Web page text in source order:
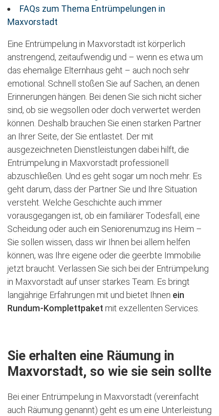
FAQs zum Thema Entrümpelungen in
Maxvorstadt
Eine Entrümpelung in Maxvorstadt ist körperlich
anstrengend, zeitaufwendig und – wenn es etwa um
das ehemalige Elternhaus geht – auch noch sehr
emotional. Schnell stoßen Sie auf Sachen, an denen
Erinnerungen hängen. Bei denen Sie sich nicht sicher
sind, ob sie wegsollen oder doch verwertet werden
können. Deshalb brauchen Sie einen starken Partner
an Ihrer Seite, der Sie entlastet. Der mit
ausgezeichneten Dienstleistungen dabei hilft, die
Entrümpelung in Maxvorstadt professionell
abzuschließen. Und es geht sogar um noch mehr. Es
geht darum, dass der Partner Sie und Ihre Situation
versteht. Welche Geschichte auch immer
vorausgegangen ist, ob ein familiärer Todesfall, eine
Scheidung oder auch ein Seniorenumzug ins Heim –
Sie sollen wissen, dass wir Ihnen bei allem helfen
können, was Ihre eigene oder die geerbte Immobilie
jetzt braucht. Verlassen Sie sich bei der Entrümpelung
in Maxvorstadt auf unser starkes Team. Es bringt
langjährige Erfahrungen mit und bietet Ihnen ein
Rundum-Komplettpaket mit exzellenten Services.
Sie erhalten eine Räumung in
Maxvorstadt, so wie sie sein sollte
Bei einer Entrümpelung in Maxvorstadt (vereinfacht
auch Räumung genannt) geht es um eine Unterleistung